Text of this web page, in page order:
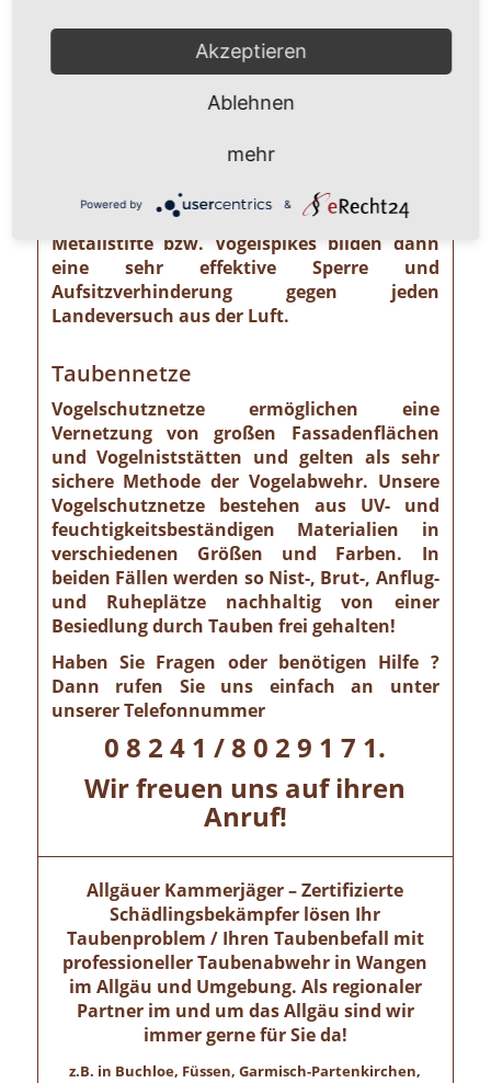
Taubenspikes
Spikes stellen eine konventionelle,
mittels stumpfer Edelstahlstifte dar, die
oder komplett als Edelstahlspitzen gefertigt
sind. Die federnd gelagerten, stumpfen
Metallstifte bzw. Vogelspikes bilden dann
eine sehr effektive Sperre und
Aufsitzverhinderung gegen jeden
Landeversuch aus der Luft.
Taubennetze
Vogelschutznetze ermöglichen eine
Vernetzung von großen Fassadenflächen
und Vogelniststätten und gelten als sehr
sichere Methode der Vogelabwehr. Unsere
Vogelschutznetze bestehen aus UV- und
feuchtigkeitsbeständigen Materialien in
verschiedenen Größen und Farben. In
beiden Fällen werden so Nist-, Brut-, Anflug-
und Ruheplätze nachhaltig von einer
Besiedlung durch Tauben frei gehalten!
Haben Sie Fragen oder benötigen Hilfe ?
Dann rufen Sie uns einfach an unter
unserer Telefonnummer
0 8 2 4 1 / 8 0 2 9 1 7 1.
Wir freuen uns auf ihren
Anruf!
Allgäuer Kammerjäger – Zertifizierte
Schädlingsbekämpfer lösen Ihr
Taubenproblem / Ihren Taubenbefall mit
professioneller Taubenabwehr in Wangen
im Allgäu und Umgebung. Als regionaler
Partner im und um das Allgäu sind wir
immer gerne für Sie da!
z.B. in Buchloe, Füssen, Garmisch-Partenkirchen,
Akzeptieren
Ablehnen
mehr
Powered by &